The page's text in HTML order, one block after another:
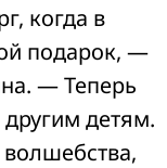
когда в
подарок, —
— Теперь
детям.
волшебства,